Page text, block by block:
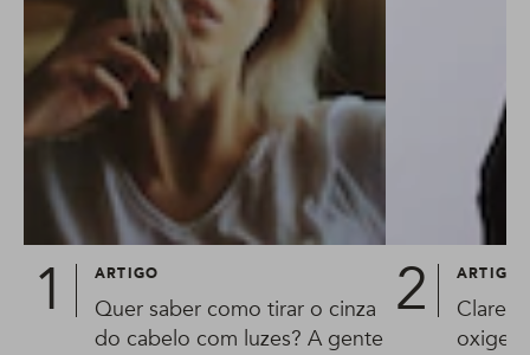
ARTIGO
Quer saber como tirar o cinza
do cabelo com luzes? A gente
ARTIGO